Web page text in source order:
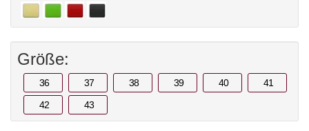
Größe:
36 37 38 39 40 41
42 43